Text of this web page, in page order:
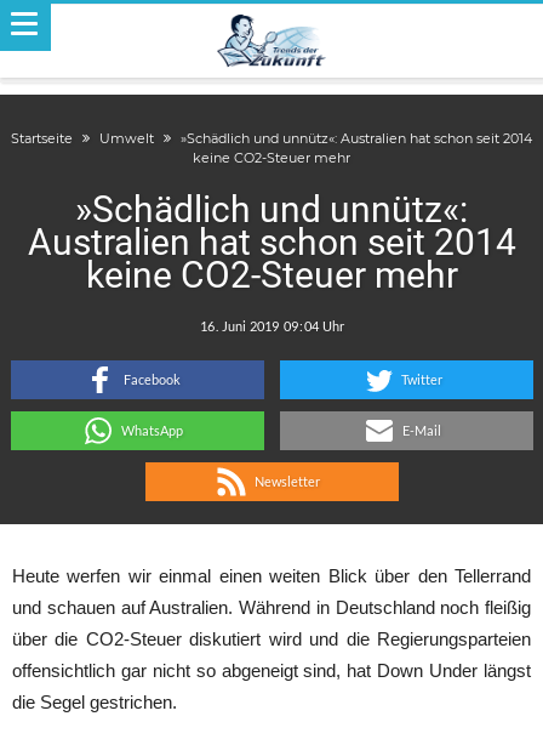
Startseite Umwelt
»Schädlich und unnütz«: Australien hat schon seit 2014
keine CO2-Steuer mehr
»Schädlich und unnütz«:
Australien hat schon seit 2014
keine CO2-Steuer mehr
:
Facebook Twitter
WhatsApp E-Mail
Newsletter
Heute werfen wir einmal einen weiten Blick über den Tellerrand
und schauen auf Australien. Während in Deutschland noch fleißig
über die CO2-Steuer diskutiert wird und die Regierungsparteien
offensichtlich gar nicht so abgeneigt sind, hat Down Under längst
die Segel gestrichen.